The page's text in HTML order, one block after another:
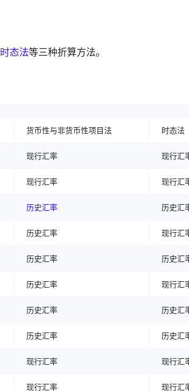
时态法等三种折算方法。
货币性与非货币性项目法 时态法
现行汇率 现行汇
现行汇率 现行汇
历史汇率 历史汇
历史汇率 现行汇
历史汇率 历史汇
历史汇率 现行汇
历史汇率 历史汇
历史汇率 历史汇
现行汇率 现行汇
现行汇率 现行汇